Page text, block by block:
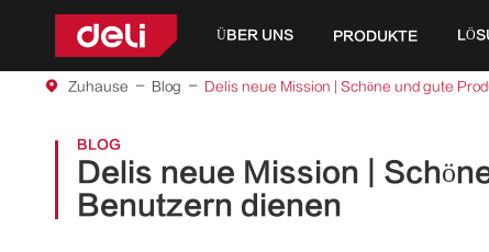
ÜBER UNS PRODUKTE
Zuhause Blog Delis neue Mission | Schöne und gute
BLOG
Delis neue Mission |
Benutzern dienen